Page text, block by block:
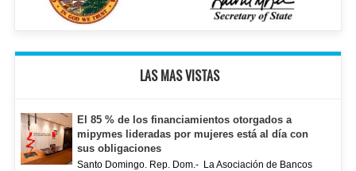
LAS MAS VISTAS
El 85 % de los financiamientos otorgados a
mipymes lideradas por mujeres está al día con
sus obligaciones
Santo Domingo. Rep. Dom.- La Asociación de Bancos